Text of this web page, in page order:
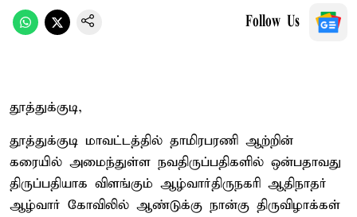
Follow Us
தூத்துக்குடி,
தூத்துக்குடி மாவட்டத்தில் தாமிரபரணி ஆற்றின்
கரையில் அமைந்துள்ள நவதிருப்பதிகளில் ஒன்பதாவது
திருப்பதியாக விளங்கும் ஆழ்வார்திருநகரி ஆதிநாதர்
ஆழ்வார் கோவிலில் ஆண்டுக்கு நான்கு திருவிழாக்கள்